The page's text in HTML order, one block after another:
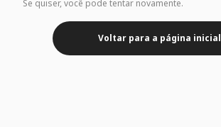
Se quiser, você pode tentar novamente.
Voltar para a página inicial